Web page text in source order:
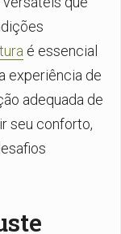
é essencial
experiência de
adequada de
seu conforto,